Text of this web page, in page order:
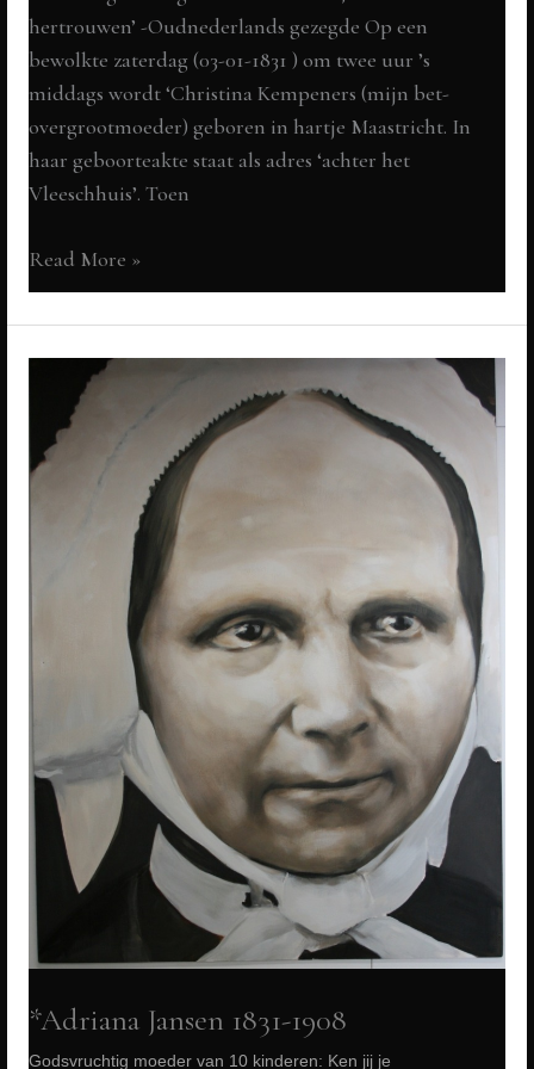
hertrouwen’ -Oudnederlands gezegde Op een
bewolkte zaterdag (03-01-1831 ) om twee uur ’s
middags wordt ‘Christina Kempeners (mijn bet-
overgrootmoeder) geboren in hartje Maastricht. In
haar geboorteakte staat als adres ‘achter het
Vleeschhuis’. Toen
*Christina
Kempeners
1831-
1907
weduwen
en
voormoeders?
Read More »
*Adriana Jansen 1831-1908
Godsvruchtig moeder van 10 kinderen: Ken jij je